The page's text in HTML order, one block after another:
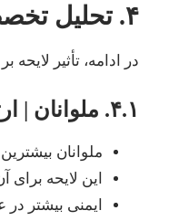
۴. تحلیل تخصصی تأثیر لایحه بر گروه های مختلف دریانوردی
در ادامه، تأثیر
۴.۱. ملوانان | ارتقای ایمنی و کاهش حوادث
ملوانان
این لایحه برای
ایمنی بیشتر